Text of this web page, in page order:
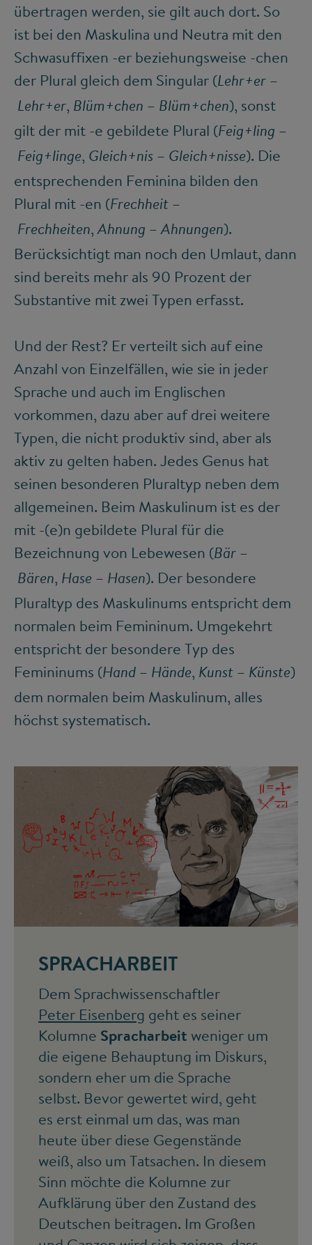
übertragen werden, sie gilt auch dort. So
ist bei den Maskulina und Neutra mit den
Schwasuffixen -er beziehungsweise -chen
der Plural gleich dem Singular (Lehr+er –
Lehr+er, Blüm+chen – Blüm+chen), sonst
gilt der mit -e gebildete Plural (Feig+ling –
Feig+linge, Gleich+nis – Gleich+nisse). Die
entsprechenden Feminina bilden den
Plural mit -en (Frechheit –
Frechheiten,Ahnung –Ahnungen).
Berücksichtigt man noch den Umlaut, dann
sind bereits mehr als 90 Prozent der
Substantive mit zwei Typen erfasst.
Und der Rest? Er verteilt sich auf eine
Anzahl von Einzelfällen, wie sie in jeder
Sprache und auch im Englischen
vorkommen, dazu aber auf drei weitere
Typen, die nicht produktiv sind, aber als
aktiv zu gelten haben. Jedes Genus hat
seinen besonderen Pluraltyp neben dem
allgemeinen. Beim Maskulinum ist es der
mit -(e)n gebildete Plural für die
Bezeichnung von Lebewesen (Bär –
Bären, Hase – Hasen). Der besondere
Pluraltyp des Maskulinums entspricht dem
normalen beim Femininum. Umgekehrt
entspricht der besondere Typ des
Femininums (Hand – Hände, Kunst – Künste)
dem normalen beim Maskulinum, alles
höchst systematisch.
©
SPRACHARBEIT
Dem Sprachwissenschaftler
Peter Eisenberg geht es seiner
Kolumne Spracharbeit weniger um
die eigene Behauptung im Diskurs,
sondern eher um die Sprache
selbst. Bevor gewertet wird, geht
es erst einmal um das, was man
heute über diese Gegenstände
weiß, also um Tatsachen. In diesem
Sinn möchte die Kolumne zur
Aufklärung über den Zustand des
Deutschen beitragen. Im Großen